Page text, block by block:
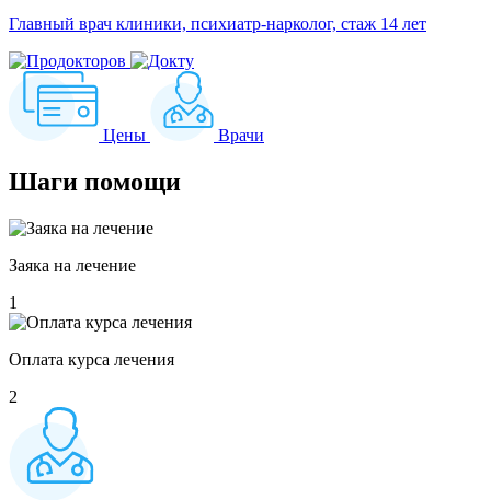
Главный врач клиники, психиатр-нарколог, стаж 14 лет
Цены Врачи
Шаги помощи
Заяка на лечение
1
Оплата курса лечения
2